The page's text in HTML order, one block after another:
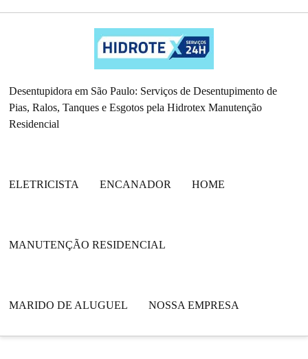
Desentupidora em São Paulo: Serviços de Desentupimento de
Pias, Ralos, Tanques e Esgotos pela Hidrotex Manutenção
Residencial
ELETRICISTA ENCANADOR HOME
MANUTENÇÃO RESIDENCIAL
MARIDO DE ALUGUEL NOSSA EMPRESA